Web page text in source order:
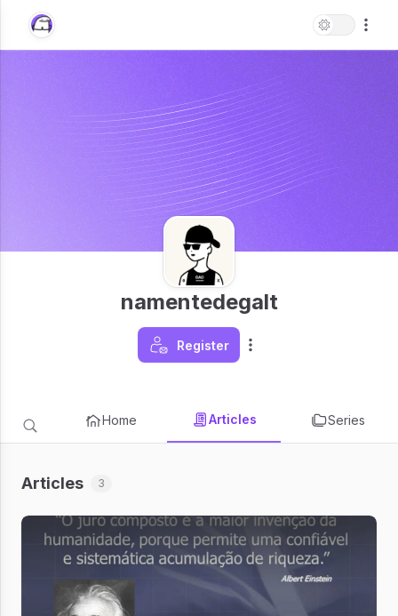
namentedegalt
Register
Home Articles Series
Articles 3